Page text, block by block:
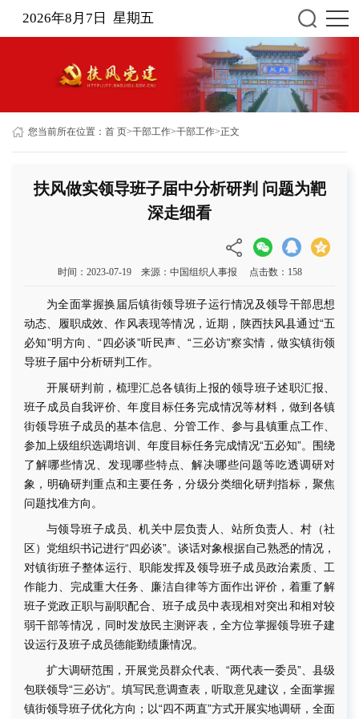
2026年8月7日 星期五
您当前所在位置： 首 页>干部工作>干部工作>正文
扶风做实领导班子届中分析研判 问题为靶
深走细看
时间：2023-07-19 来源：中国组织人事报 点击数： 158
为全面掌握换届后镇街领导班子运行情况及领导干部思想
动态、履职成效、作风表现等情况，近期，陕西扶风县通过“五
必知”明方向、“四必谈”听民声、“三必访”察实情，做实镇街领
导班子届中分析研判工作。
开展研判前，梳理汇总各镇街上报的领导班子述职汇报、
班子成员自我评价、年度目标任务完成情况等材料，做到各镇
街领导班子成员的基本信息、分管工作、参与县镇重点工作、
参加上级组织选调培训、年度目标任务完成情况“五必知”。围绕
了解哪些情况、发现哪些特点、解决哪些问题等吃透调研对
象，明确研判重点和主要任务，分级分类细化研判指标，聚焦
问题找准方向。
与领导班子成员、机关中层负责人、站所负责人、村（社
区）党组织书记进行“四必谈”。谈话对象根据自己熟悉的情况，
对镇街班子整体运行、职能发挥及领导班子成员政治素质、工
作能力、完成重大任务、廉洁自律等方面作出评价，着重了解
班子党政正职与副职配合、班子成员中表现相对突出和相对较
弱干部等情况，同时发放民主测评表，全方位掌握领导班子建
设运行及班子成员德能勤绩廉情况。
扩大调研范围，开展党员群众代表、“两代表一委员”、县级
包联领导“三必访”。填写民意调查表，听取意见建议，全面掌握
镇街领导班子优化方向；以“四不两直”方式开展实地调研，全面